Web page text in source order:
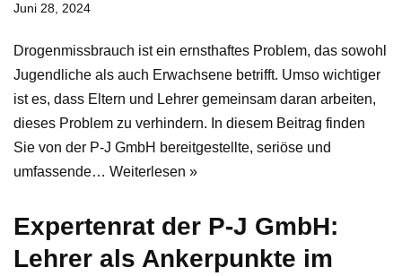
Juni 28, 2024
Drogenmissbrauch ist ein ernsthaftes Problem, das sowohl
Jugendliche als auch Erwachsene betrifft. Umso wichtiger
ist es, dass Eltern und Lehrer gemeinsam daran arbeiten,
dieses Problem zu verhindern. In diesem Beitrag finden
Sie von der P-J GmbH bereitgestellte, seriöse und
umfassende… Weiterlesen »
Expertenrat der P-J GmbH:
Lehrer als Ankerpunkte im